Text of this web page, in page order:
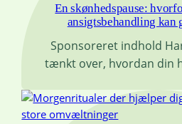
En skønhedspause:
ansigtsbehandling kan
Sponsoreret indhold
tænkt over, hvordan din